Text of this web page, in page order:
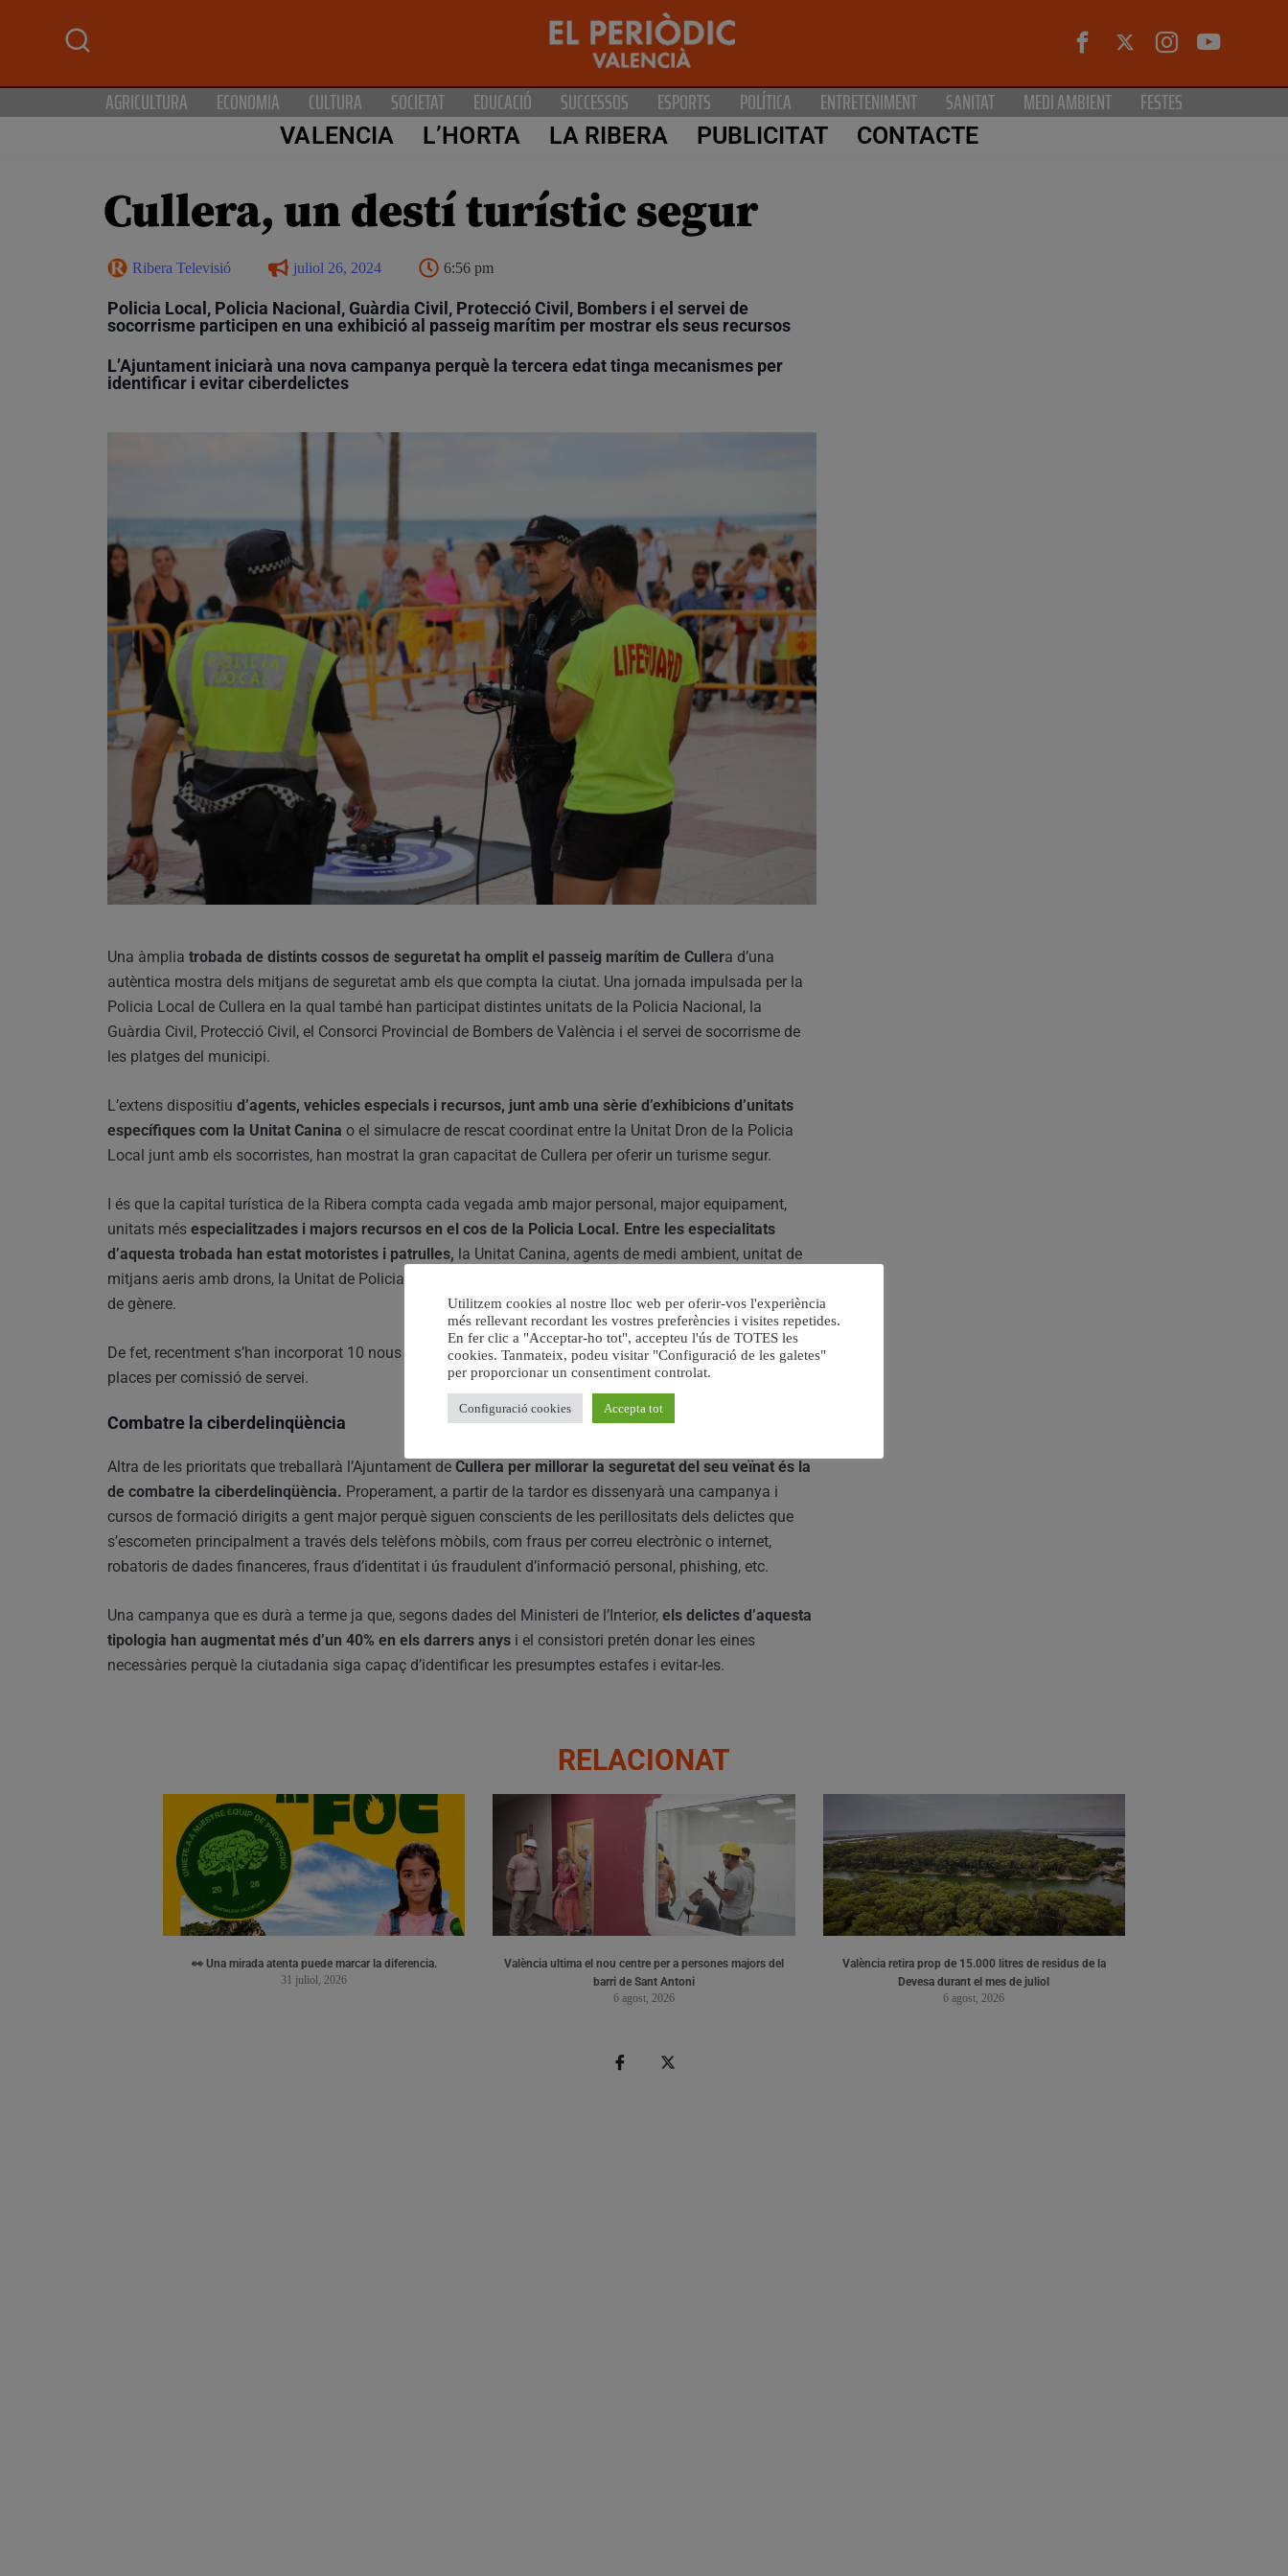
AGRICULTURA ECONOMIA CULTURA SOCIETAT EDUCACIÓ SUCCESSOS ESPORTS POLÍTICA ENTRETENIMENT SANITAT MEDI AMBIENT FESTES
VALENCIA L’HORTA LA RIBERA PUBLICITAT CONTACTE
Cullera, un destí turístic segur
Ribera Televisió juliol 26, 2024 6:56 pm
Policia Local, Policia Nacional, Guàrdia Civil, Protecció Civil, Bombers i el servei de
socorrisme participen en una exhibició al passeig marítim per mostrar els seus recursos
L’Ajuntament iniciarà una nova campanya perquè la tercera edat tinga mecanismes per
identificar i evitar ciberdelictes
Una àmplia trobada de distints cossos de seguretat ha omplit el passeig marítim de Cullera d’una
autèntica mostra dels mitjans de seguretat amb els que compta la ciutat. Una jornada impulsada per la
Policia Local de Cullera en la qual també han participat distintes unitats de la Policia Nacional, la
Guàrdia Civil, Protecció Civil, el Consorci Provincial de Bombers de València i el servei de socorrisme de
les platges del municipi.
L’extens dispositiu d’agents, vehicles especials i recursos, junt amb una sèrie d’exhibicions d’unitats
específiques com la Unitat Canina o el simulacre de rescat coordinat entre la Unitat Dron de la Policia
Local junt amb els socorristes, han mostrat la gran capacitat de Cullera per oferir un turisme segur.
I és que la capital turística de la Ribera compta cada vegada amb major personal, major equipament,
unitats més especialitzades i majors recursos en el cos de la Policia Local. Entre les especialitats
d’aquesta trobada han estat motoristes i patrulles, la Unitat Canina, agents de medi ambient, unitat de
mitjans aeris amb drons, la Unitat de Policia Judicial de trànsit, l’Agent Tutor i la unitat contra la violència
de gènere.
De fet, recentment s’han incorporat 10 nous agents a la plantilla i prompte es reforçarà amb 6 noves
places per comissió de servei.
Combatre la ciberdelinqüència
Altra de les prioritats que treballarà l’Ajuntament de Cullera per millorar la seguretat del seu veïnat és la
de combatre la ciberdelinqüència. Properament, a partir de la tardor es dissenyarà una campanya i
cursos de formació dirigits a gent major perquè siguen conscients de les perillositats dels delictes que
s’escometen principalment a través dels telèfons mòbils, com fraus per correu electrònic o internet,
robatoris de dades financeres, fraus d’identitat i ús fraudulent d’informació personal, phishing, etc.
Una campanya que es durà a terme ja que, segons dades del Ministeri de l’Interior, els delictes d’aquesta
tipologia han augmentat més d’un 40% en els darrers anys i el consistori pretén donar les eines
necessàries perquè la ciutadania siga capaç d’identificar les presumptes estafes i evitar-les.
RELACIONAT
👀 Una mirada atenta puede marcar la diferencia.
31 juliol, 2026
València ultima el nou centre per a persones majors del
barri de Sant Antoni
6 agost, 2026
València retira prop de 15.000 litres de residus de la
Devesa durant el mes de juliol
6 agost, 2026
Utilitzem cookies al nostre lloc web per oferir-vos l'experiència
més rellevant recordant les vostres preferències i visites repetides.
En fer clic a "Acceptar-ho tot", accepteu l'ús de TOTES les
cookies. Tanmateix, podeu visitar "Configuració de les galetes"
per proporcionar un consentiment controlat.
Configuració cookies Accepta tot